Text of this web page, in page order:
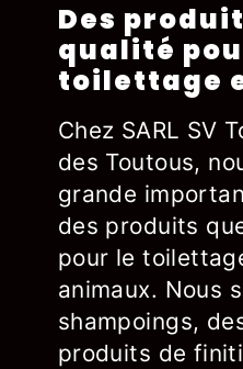
Des
qualité
toilettage
Chez SARL SV
des Toutous,
grande
des produits
pour le
animaux. Nous
shampoings,
produits de